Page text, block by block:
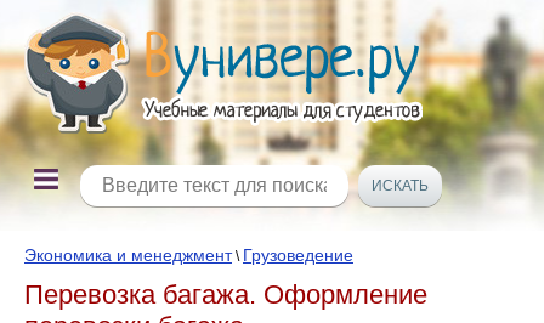
Экономика и менеджмент\ Грузоведение
Перевозка багажа. Оформление